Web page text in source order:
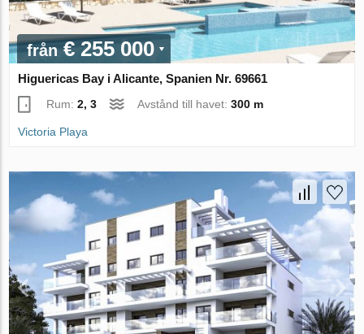
från€ 255 000
Higuericas Bay i Alicante, Spanien Nr. 69661
Rum:2, 3 Avstånd till havet:300 m
Victoria Playa